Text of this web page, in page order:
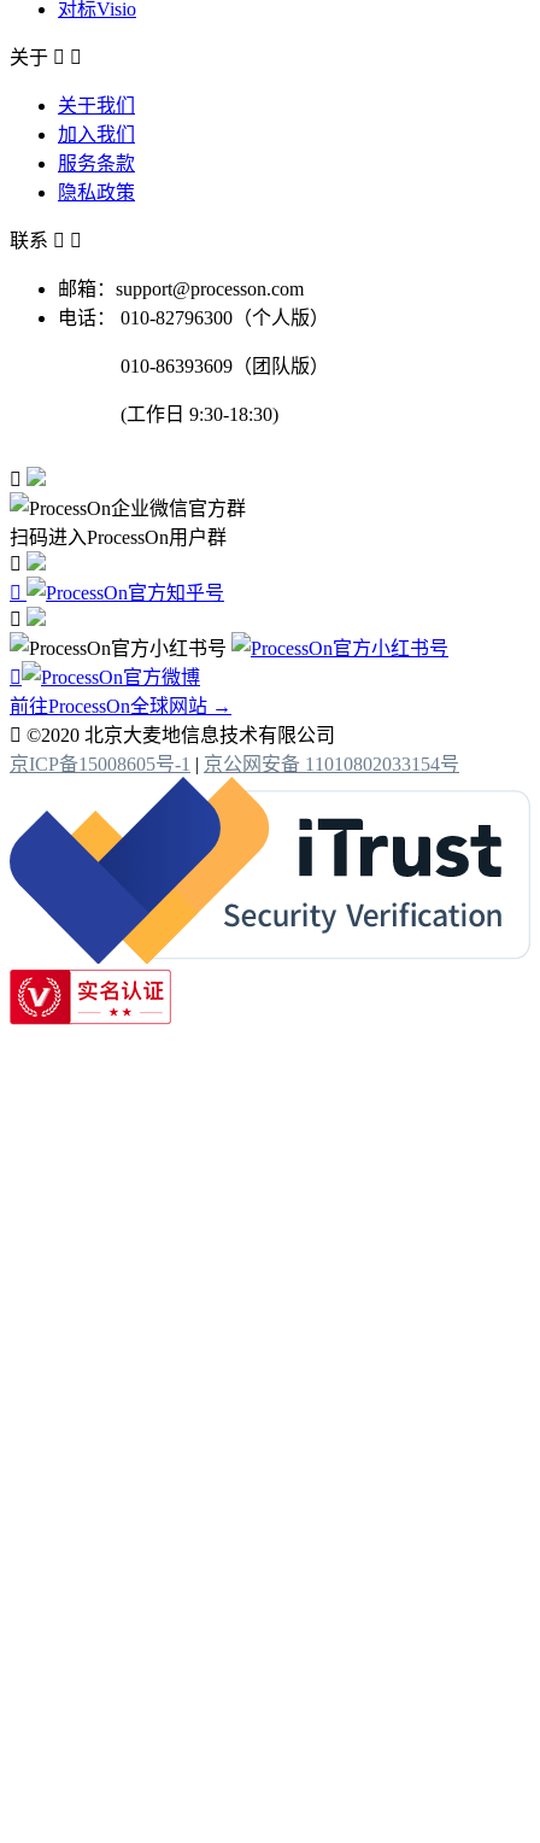
对标Visio
关于  
关于我们
加入我们
服务条款
隐私政策
联系  
邮箱：support@processon.com
电话：
010-82796300（个人版）
010-86393609（团队版）
(工作日 9:30-18:30)

扫码进入ProcessOn用户群




前往ProcessOn全球网站 →
 ©2020 北京大麦地信息技术有限公司
京ICP备15008605号-1 | 京公网安备 11010802033154号